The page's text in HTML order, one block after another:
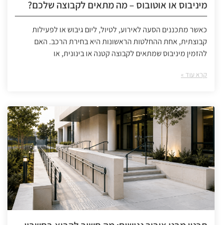
מיניבוס או אוטובוס – מה מתאים לקבוצה שלכם?
כאשר מתכננים הסעה לאירוע, לטיול, ליום גיבוש או לפעילות
קבוצתית, אחת ההחלטות הראשונות היא בחירת הרכב. האם
להזמין מיניבוס שמתאים לקבוצה קטנה או בינונית, או
קרא עוד »